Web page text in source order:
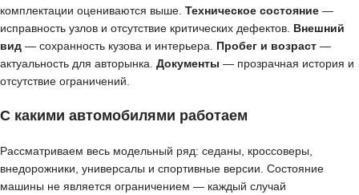
комплектации оцениваются выше. Техническое состояние —
исправность узлов и отсутствие критических дефектов. Внешний
вид — сохранность кузова и интерьера. Пробег и возраст —
актуальность для авторынка. Документы — прозрачная история и
отсутствие ограничений.
С какими автомобилями работаем
Рассматриваем весь модельный ряд: седаны, кроссоверы,
внедорожники, универсалы и спортивные версии. Состояние
машины не является ограничением — каждый случай